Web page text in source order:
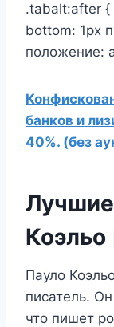
.tabalt:after
bottom: 1px
положение:
банков и
40%. (без
Лучшие
Пауло
писатель.
что пишет